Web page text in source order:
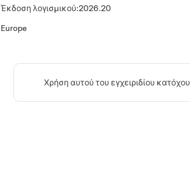
Έκδοση λογισμικού:2026.20
Europe
Χρήση αυτού του εγχειριδίου κατόχου